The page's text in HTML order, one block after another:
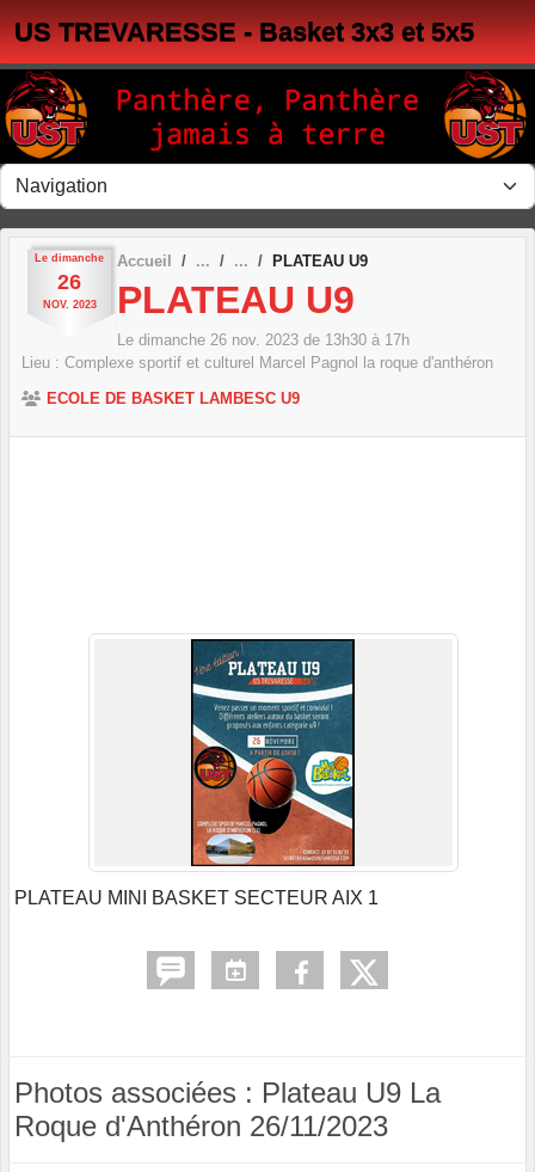
US TREVARESSE - Basket 3x3 et 5x5
Le dimanche
26
NOV. 2023
Accueil PLATEAU U9
PLATEAU U9
Le dimanche 26 nov. 2023 de 13h30 à 17h
Lieu : Complexe sportif et culturel Marcel Pagnol
la roque d'anthéron
ECOLE DE BASKET LAMBESC U9
PLATEAU MINI BASKET SECTEUR AIX 1
Photos associées : Plateau U9 La
Roque d'Anthéron 26/11/2023